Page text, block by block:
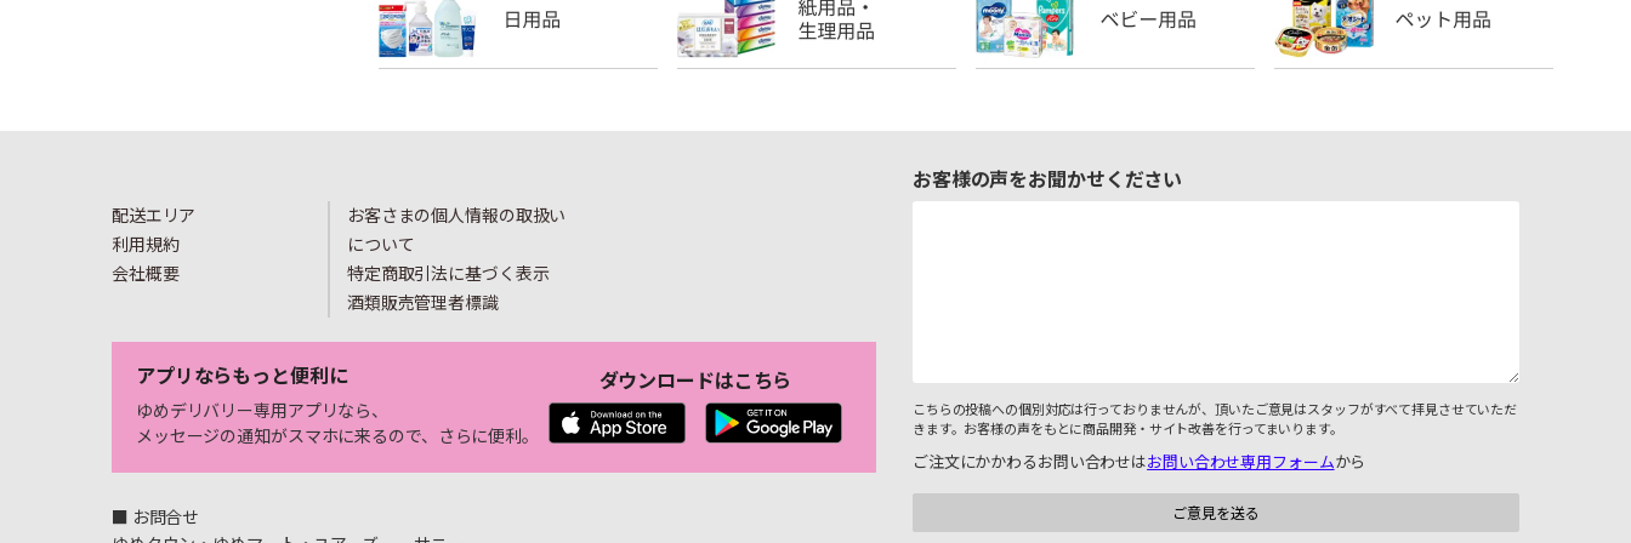
配送エリア
利用規約
会社概要
お客さまの個人情報の取扱い
について
特定商取引法に基づく表示
酒類販売管理者標識
アプリならもっと便利に
ゆめデリバリー専用アプリなら、
メッセージの通知がスマホに来るので、さらに便利。
ダウンロードはこちら
■ お問合せ
お客様の声をお聞かせください
こちらの投稿への個別対応は行っておりませんが、頂いたご意見はスタッフがすべて拝見させていただ
きます。お客様の声をもとに商品開発・サイト改善を行ってまいります。
ご注文にかかわるお問い合わせはお問い合わせ専用フォームから